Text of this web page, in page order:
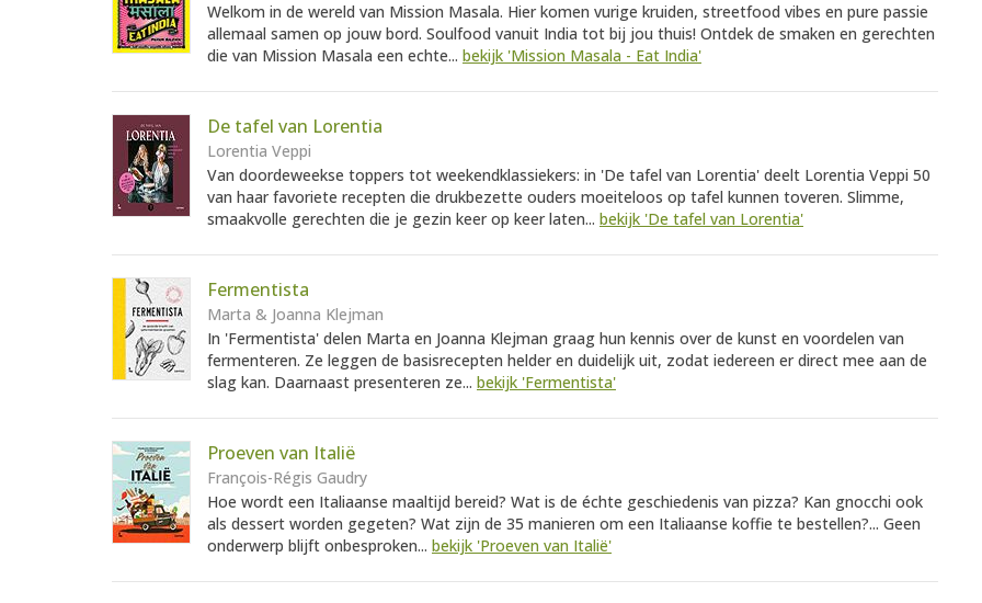
Welkom in de wereld van Mission Masala. Hier komen vurige kruiden, streetfood vibes en pure passie
allemaal samen op jouw bord. Soulfood vanuit India tot bij jou thuis! Ontdek de smaken en gerechten
die van Mission Masala een echte... bekijk 'Mission Masala - Eat India'
De tafel van Lorentia
Lorentia Veppi
Van doordeweekse toppers tot weekendklassiekers: in 'De tafel van Lorentia' deelt Lorentia Veppi 50
van haar favoriete recepten die drukbezette ouders moeiteloos op tafel kunnen toveren. Slimme,
smaakvolle gerechten die je gezin keer op keer laten... bekijk 'De tafel van Lorentia'
Fermentista
Marta & Joanna Klejman
In 'Fermentista' delen Marta en Joanna Klejman graag hun kennis over de kunst en voordelen van
fermenteren. Ze leggen de basisrecepten helder en duidelijk uit, zodat iedereen er direct mee aan de
slag kan. Daarnaast presenteren ze... bekijk 'Fermentista'
Proeven van Italië
François-Régis Gaudry
Hoe wordt een Italiaanse maaltijd bereid? Wat is de échte geschiedenis van pizza? Kan gnocchi ook
als dessert worden gegeten? Wat zijn de 35 manieren om een Italiaanse koffie te bestellen?... Geen
onderwerp blijft onbesproken... bekijk 'Proeven van Italië'